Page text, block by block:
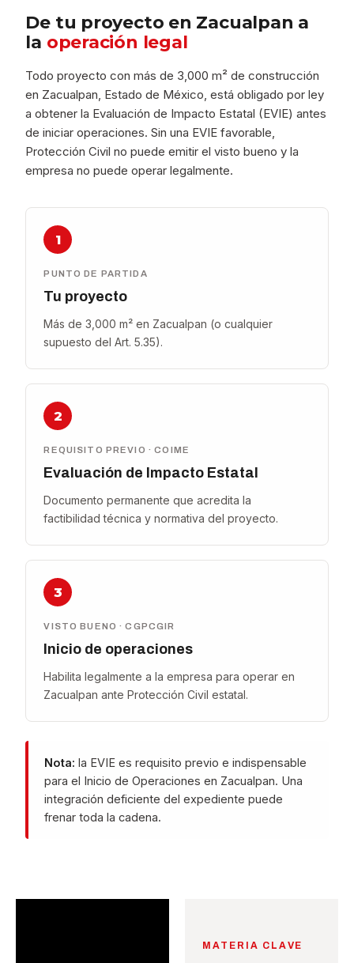
De tu proyecto en Zacualpan a
la operación legal
Todo proyecto con más de 3,000 m² de construcción
en Zacualpan, Estado de México, está obligado por ley
a obtener la Evaluación de Impacto Estatal (EVIE) antes
de iniciar operaciones. Sin una EVIE favorable,
Protección Civil no puede emitir el visto bueno y la
empresa no puede operar legalmente.
1
PUNTO DE PARTIDA
Tu proyecto
Más de 3,000 m² en Zacualpan (o cualquier
supuesto del Art. 5.35).
2
REQUISITO PREVIO · COIME
Evaluación de Impacto Estatal
Documento permanente que acredita la
factibilidad técnica y normativa del proyecto.
3
VISTO BUENO · CGPCGIR
Inicio de operaciones
Habilita legalmente a la empresa para operar en
Zacualpan ante Protección Civil estatal.
Nota: la EVIE es requisito previo e indispensable
para el Inicio de Operaciones en Zacualpan. Una
integración deficiente del expediente puede
frenar toda la cadena.
MATERIA CLAVE